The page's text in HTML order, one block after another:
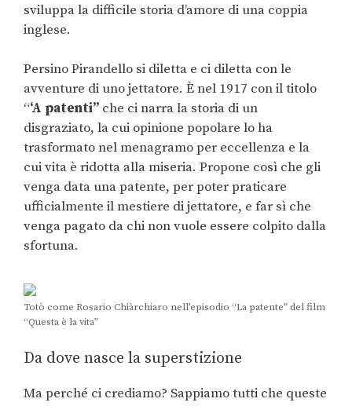
sviluppa la difficile storia d’amore di una coppia
inglese.
Persino Pirandello si diletta e ci diletta con le
avventure di uno jettatore. È nel 1917 con il titolo
“‘A patenti” che ci narra la storia di un
disgraziato, la cui opinione popolare lo ha
trasformato nel menagramo per eccellenza e la
cui vita è ridotta alla miseria. Propone così che gli
venga data una patente, per poter praticare
ufficialmente il mestiere di jettatore, e far sì che
venga pagato da chi non vuole essere colpito dalla
sfortuna.
Totò come Rosario Chiàrchiaro nell’episodio “La patente” del film
“Questa è la vita”
Da dove nasce la superstizione
Ma perché ci crediamo? Sappiamo tutti che queste